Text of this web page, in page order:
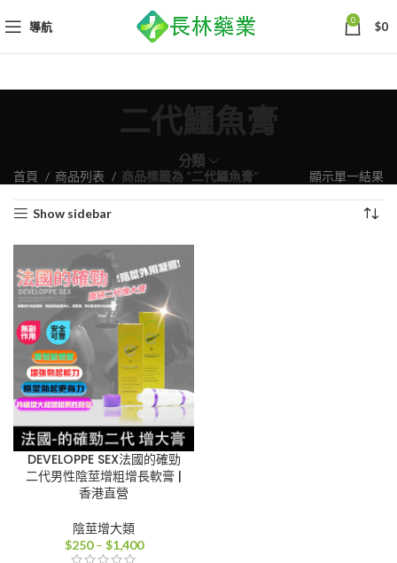
導航 0 $0
二代鱷魚膏
分類
首頁 商品列表 商品標籤為 “二代鱷魚膏” 顯示單一結果
Show sidebar
DEVELOPPE SEX法國的確勁
二代男性陰莖增粗增長軟膏 |
香港直營
陰莖增大類
$250 – $1,400價